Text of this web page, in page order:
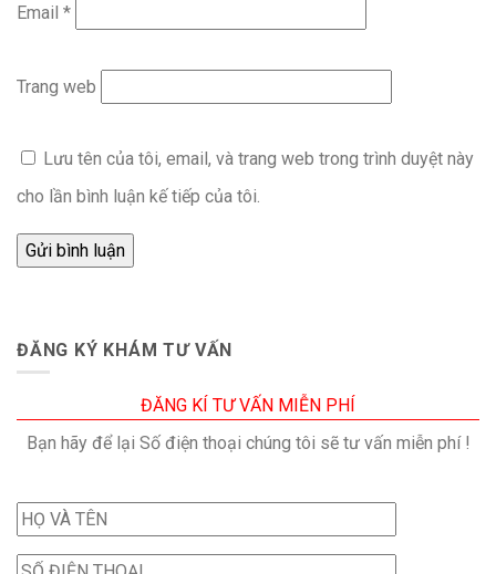
Email *
Trang web
Lưu tên của tôi, email, và trang web trong trình duyệt này
cho lần bình luận kế tiếp của tôi.
ĐĂNG KÝ KHÁM TƯ VẤN
ĐĂNG KÍ TƯ VẤN MIỄN PHÍ
Bạn hãy để lại Số điện thoại chúng tôi sẽ tư vấn miễn phí !